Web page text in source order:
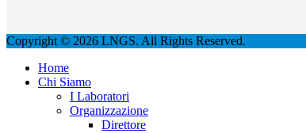
Copyright © 2026 LNGS. All Rights Reserved.
Home
Chi Siamo
I Laboratori
Organizzazione
Direttore